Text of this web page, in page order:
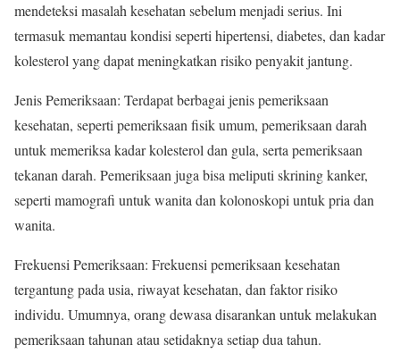
mendeteksi masalah kesehatan sebelum menjadi serius. Ini
termasuk memantau kondisi seperti hipertensi, diabetes, dan kadar
kolesterol yang dapat meningkatkan risiko penyakit jantung.
Jenis Pemeriksaan: Terdapat berbagai jenis pemeriksaan
kesehatan, seperti pemeriksaan fisik umum, pemeriksaan darah
untuk memeriksa kadar kolesterol dan gula, serta pemeriksaan
tekanan darah. Pemeriksaan juga bisa meliputi skrining kanker,
seperti mamografi untuk wanita dan kolonoskopi untuk pria dan
wanita.
Frekuensi Pemeriksaan: Frekuensi pemeriksaan kesehatan
tergantung pada usia, riwayat kesehatan, dan faktor risiko
individu. Umumnya, orang dewasa disarankan untuk melakukan
pemeriksaan tahunan atau setidaknya setiap dua tahun.